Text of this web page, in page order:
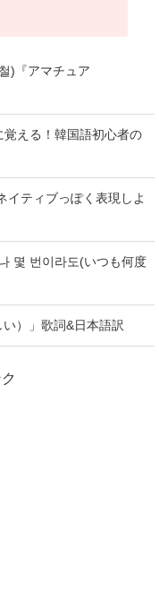
)『アマチュア
える！韓国語初心者の
イティブっぽく表現しよ
몇 번이라도(いつも何度
）」歌詞&日本語訳